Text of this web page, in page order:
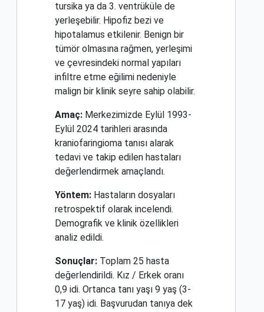
tursika ya da 3. ventrüküle de
yerleşebilir. Hipofiz bezi ve
hipotalamus etkilenir. Benign bir
tümör olmasına rağmen, yerleşimi
ve çevresindeki normal yapıları
infiltre etme eğilimi nedeniyle
malign bir klinik seyre sahip olabilir.
Amaç: Merkezimizde Eylül 1993-
Eylül 2024 tarihleri arasında
kraniofaringioma tanısı alarak
tedavi ve takip edilen hastaları
değerlendirmek amaçlandı.
Yöntem: Hastaların dosyaları
retrospektif olarak incelendi.
Demografik ve klinik özellikleri
analiz edildi.
Sonuçlar: Toplam 25 hasta
değerlendirildi. Kız / Erkek oranı
0,9 idi. Ortanca tanı yaşı 9 yaş (3-
17 yaş) idi. Başvurudan tanıya dek